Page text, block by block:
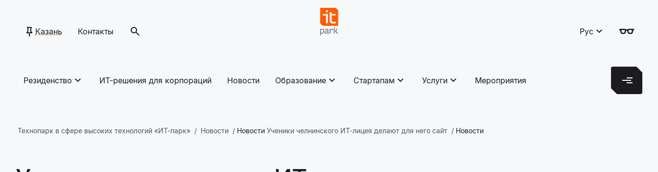
Казань Контакты Рус
Резиденство ИТ-решения для корпораций Новости Образование Стартапам Услуги Мероприятия
Технопарк в сфере высоких технологий «ИТ-парк» Новости Новости Ученики челнинского ИТ-лицея делают для него сайт Новости